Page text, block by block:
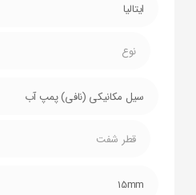
ایتالیا
نوع
سیل مکانیکی (نافی) پمپ آب
قطر شفت
15mm